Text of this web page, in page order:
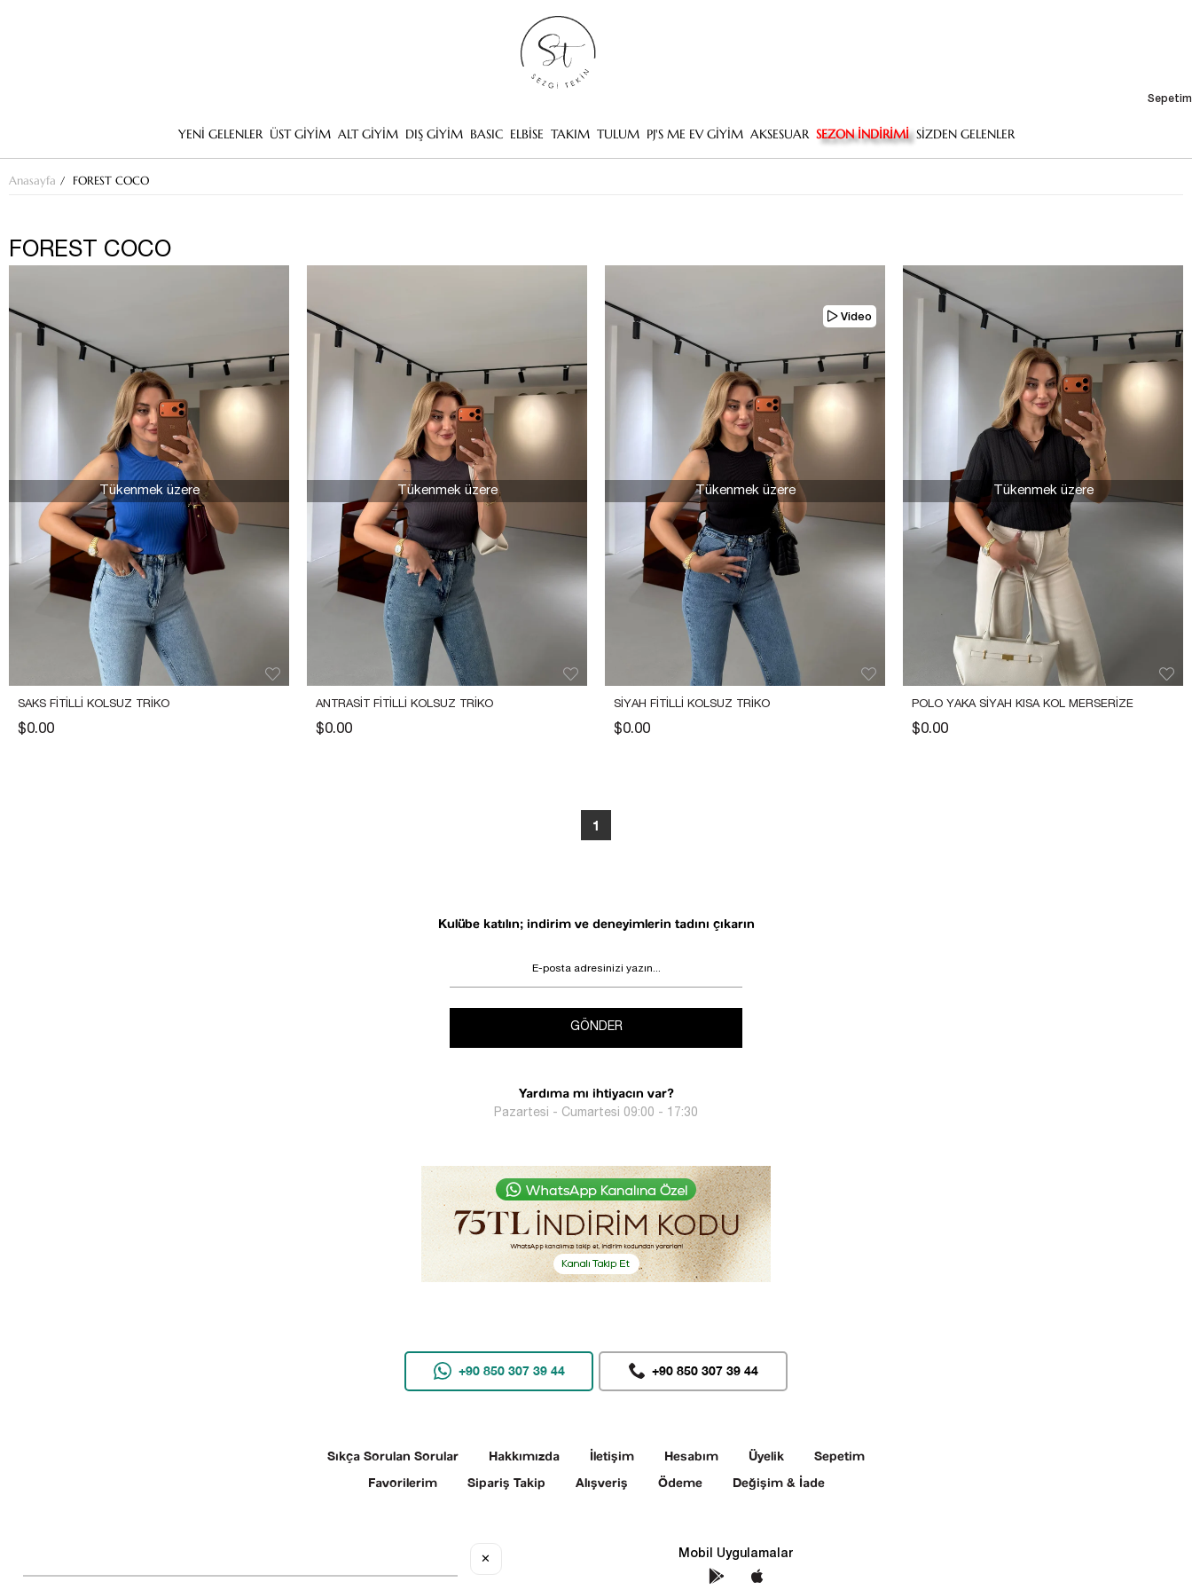
Sepetim
YENİ GELENLER ÜST GİYİM ALT GİYİM DIŞ GİYİM BASIC ELBİSE TAKIM TULUM PJ'S ME EV GİYİM AKSESUAR SEZON İNDİRİMİ SİZDEN GELENLER
Anasayfa FOREST COCO
FOREST COCO
SAKS FITILLI KOLSUZ TRIKO
$0.00
Tükenmek üzere
ANTRASIT FITILLI KOLSUZ TRIKO
$0.00
Tükenmek üzere
SIYAH FITILLI KOLSUZ TRIKO
$0.00
Tükenmek üzere
Video
POLO YAKA SIYAH KISA KOL MERSERIZE
TRIKO
$0.00
Tükenmek üzere
1
Kulübe katılın; indirim ve deneyimlerin tadını çıkarın
GÖNDER
Yardıma mı ihtiyacın var?
Pazartesi - Cumartesi 09:00 - 17:30
+90 850 307 39 44 +90 850 307 39 44
Sıkça Sorulan Sorular Hakkımızda İletişim Hesabım Üyelik
Sepetim
Favorilerim
Sipariş Takip Alışveriş Ödeme Değişim & İade
Sosyal Medya Mobil Uygulamalar
✕